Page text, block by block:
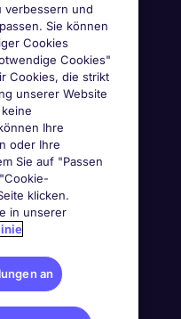
verbessern und
Sie können
Cookies
Cookies"
Cookies, die strikt
unserer Website
Ihre
oder Ihre
Sie auf "Passen
klicken.
in unserer
an